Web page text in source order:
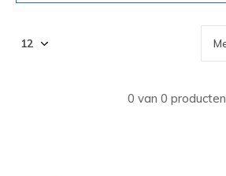
0 van 0 producten